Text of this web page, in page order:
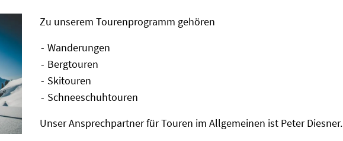
Zu unserem Tourenprogramm gehören
Wanderungen
Bergtouren
Skitouren
Schneeschuhtouren
Unser Ansprechpartner für Touren im Allgemeinen ist Peter Diesner.